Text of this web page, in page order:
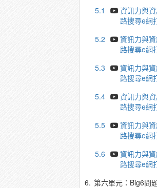
5.1
資訊力與
路搜尋e
5.2
資訊力與
路搜尋e
5.3
資訊力與
路搜尋e
5.4
資訊力與
路搜尋e
5.5
資訊力與
路搜尋e
5.6
資訊力與
路搜尋e
6. 第六單元：Big6問